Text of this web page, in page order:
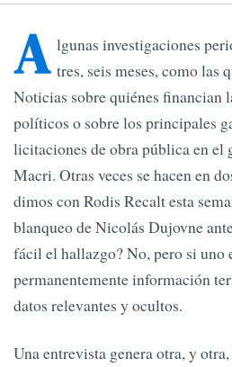
A lgunas investigaciones
tres, seis meses, como las
Noticias sobre quiénes financian
políticos o sobre los principales
licitaciones de obra pública en el
Macri. Otras veces se hacen en
dimos con Rodis Recalt esta
blanqueo de Nicolás Dujovne
fácil el hallazgo? No, pero si uno
permanentemente información
datos relevantes y ocultos.
Una entrevista genera otra, y